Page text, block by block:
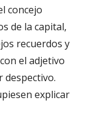
concejo
de la capital,
recuerdos y
el adjetivo
despectivo.
explicar